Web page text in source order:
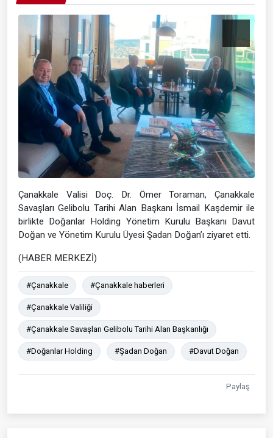
Çanakkale Valisi Doç. Dr. Ömer Toraman, Çanakkale
Savaşları Gelibolu Tarihi Alan Başkanı İsmail Kaşdemir ile
birlikte Doğanlar Holding Yönetim Kurulu Başkanı Davut
Doğan ve Yönetim Kurulu Üyesi Şadan Doğan’ı ziyaret etti.
(HABER MERKEZİ)
#Çanakkale #Çanakkale haberleri
#Çanakkale Valiliği
#Çanakkale Savaşları Gelibolu Tarihi Alan Başkanlığı
#Doğanlar Holding #Şadan Doğan #Davut Doğan
Paylaş